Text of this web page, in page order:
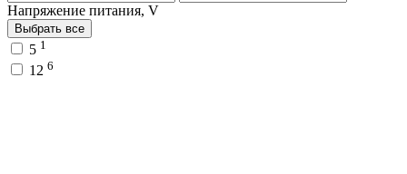
Напряжение питания, V
Выбрать все
5 1
12 6